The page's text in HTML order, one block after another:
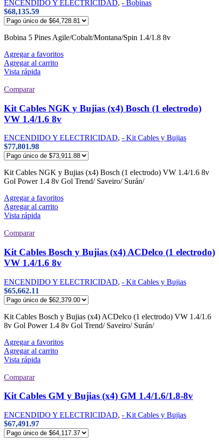
ENCENDIDO Y ELECTRICIDAD, - Bobinas
$68,135.59
Bobina 5 Pines Agile/Cobalt/Montana/Spin 1.4/1.8 8v
Agregar a favoritos
Agregar al carrito
Vista rápida
Comparar
Kit Cables NGK y Bujias (x4) Bosch (1 electrodo)
VW 1.4/1.6 8v
ENCENDIDO Y ELECTRICIDAD, - Kit Cables y Bujias
$77,801.98
Kit Cables NGK y Bujias (x4) Bosch (1 electrodo) VW 1.4/1.6 8v
Gol Power 1.4 8v Gol Trend/ Saveiro/ Surán/
Agregar a favoritos
Agregar al carrito
Vista rápida
Comparar
Kit Cables Bosch y Bujias (x4) ACDelco (1 electrodo)
VW 1.4/1.6 8v
ENCENDIDO Y ELECTRICIDAD, - Kit Cables y Bujias
$65,662.11
Kit Cables Bosch y Bujias (x4) ACDelco (1 electrodo) VW 1.4/1.6
8v Gol Power 1.4 8v Gol Trend/ Saveiro/ Surán/
Agregar a favoritos
Agregar al carrito
Vista rápida
Comparar
Kit Cables GM y Bujias (x4) GM 1.4/1.6/1.8-8v
ENCENDIDO Y ELECTRICIDAD, - Kit Cables y Bujias
$67,491.97